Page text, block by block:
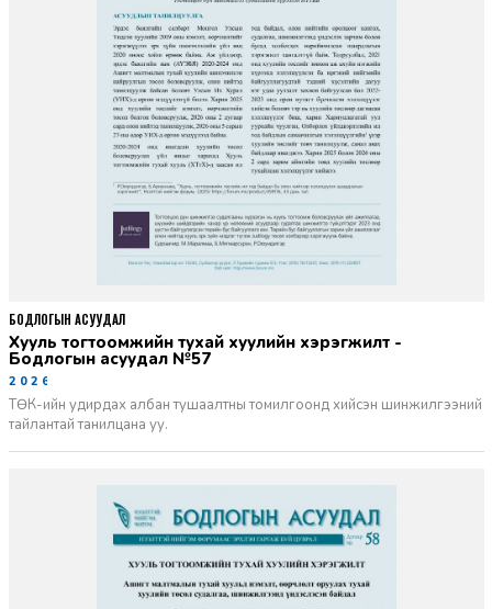
Хууль тогтоомжийн тухай хуулийн хэрэгжилт -
Бодлогын асуудал №57
2026-06-02
ТӨК-ийн удирдах албан тушаалтны томилгоонд хийсэн шинжилгээний
тайлантай танилцана уу.
БОДЛОГЫН АСУУДАЛ